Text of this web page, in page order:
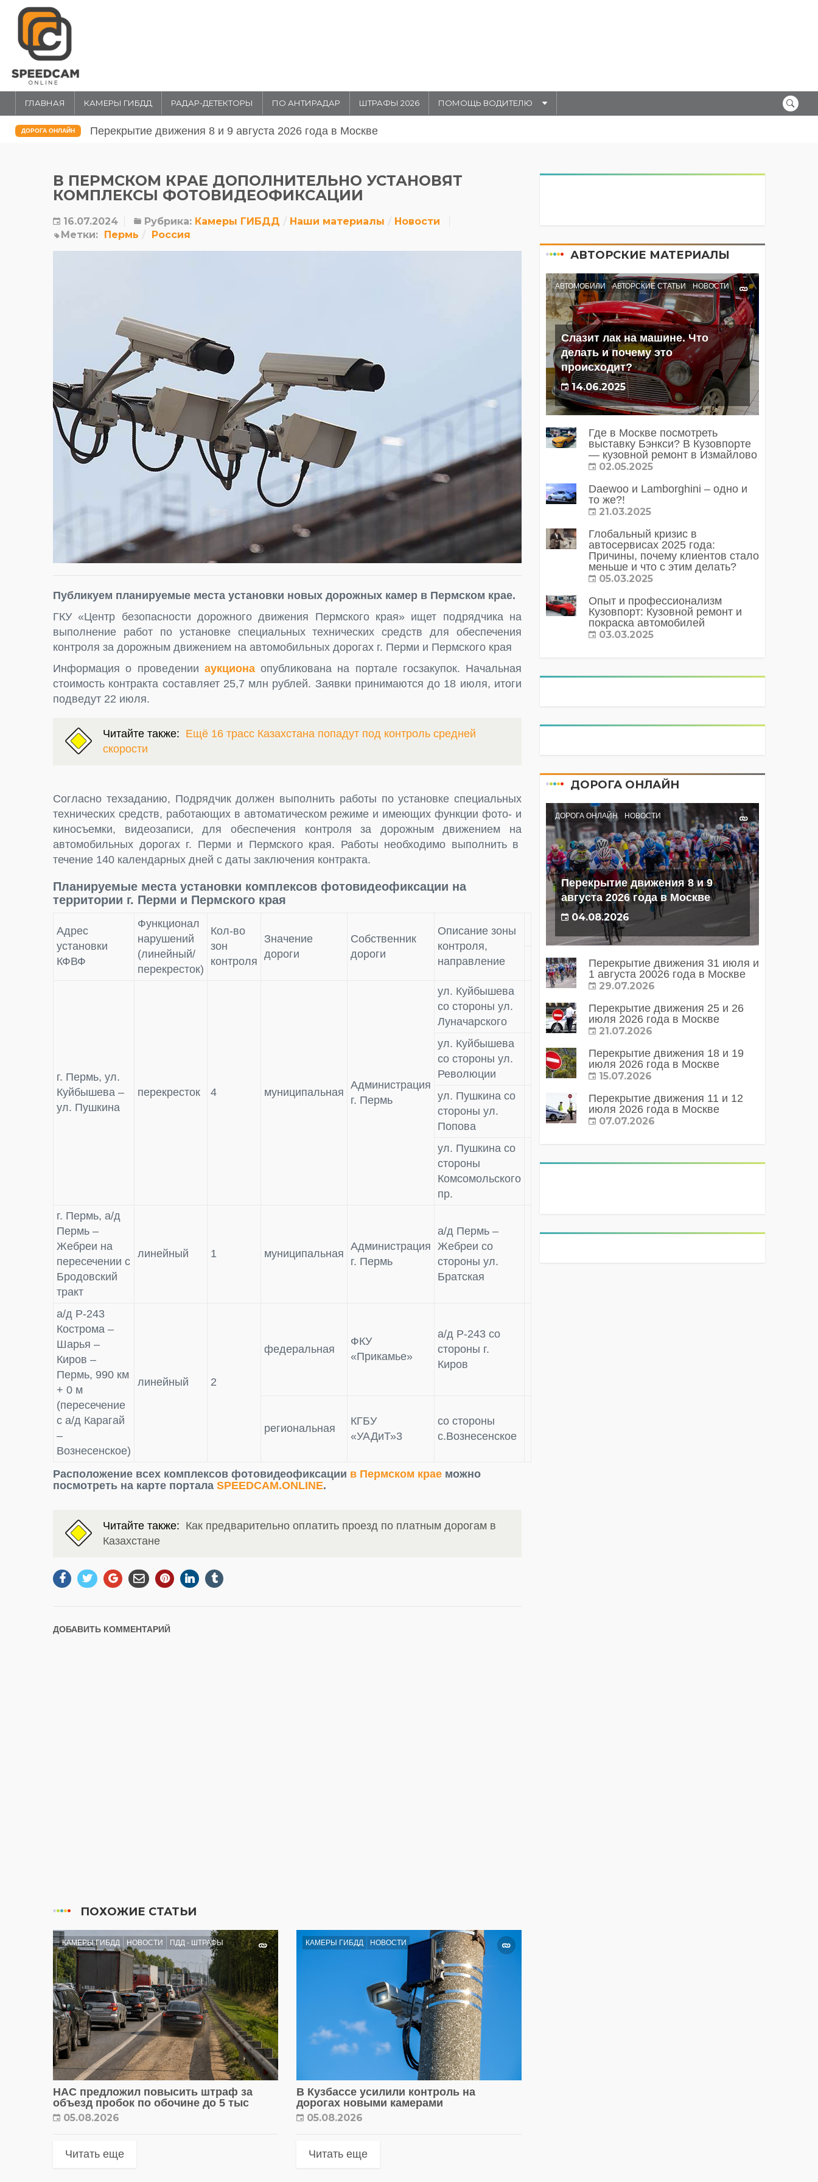
ГЛАВНАЯ КАМЕРЫ ГИБДД РАДАР-ДЕТЕКТОРЫ ПО АНТИРАДАР ШТРАФЫ 2026 ПОМОЩЬ ВОДИТЕЛЮ
ДОРОГА ОНЛАЙН Перекрытие движения 31 июля и 1 августа 20026 года в Москве
В ПЕРМСКОМ КРАЕ ДОПОЛНИТЕЛЬНО УСТАНОВЯТ
КОМПЛЕКСЫ ФОТОВИДЕОФИКСАЦИИ
16.07.2024 Рубрика: Камеры ГИБДД Наши материалы
Новости
Метки: Пермь Россия
Публикуем планируемые места установки новых дорожных камер в Пермском крае.
ГКУ «Центр безопасности дорожного движения Пермского края» ищет подрядчика на
выполнение работ по установке специальных технических средств для обеспечения
контроля за дорожным движением на автомобильных дорогах г. Перми и Пермского края
Информация о проведении аукционаопубликована на портале госзакупок. Начальная
стоимость контракта составляет 25,7 млн рублей. Заявки принимаются до 18 июля, итоги
подведут 22 июля.
Читайте также: Ещё 16 трасс Казахстана попадут под контроль средней
скорости
Согласно техзаданию, Подрядчик должен выполнить работы по установке специальных
технических средств, работающих в автоматическом режиме и имеющих функции фото- и
киносъемки, видеозаписи, для обеспечения контроля за дорожным движением на
автомобильных дорогах г. Перми и Пермского края. Работы необходимо выполнить в
течение 140 календарных дней c даты заключения контракта.
Планируемые места установки комплексов фотовидеофиксации на
территории г. Перми и Пермского края
Адрес
установки
КФВФ
Функционал
нарушений
(линейный/
перекресток)
Кол-во
зон
контроля
Значение
дороги
Собственник
дороги
Описание зоны
контроля,
направление
г. Пермь, ул.
Куйбышева –
ул. Пушкина
перекресток 4 муниципальная
Администрация
г. Пермь
ул. Куйбышева
со стороны ул.
Луначарского
ул. Куйбышева
со стороны ул.
Революции
ул. Пушкина со
стороны ул.
Попова
ул. Пушкина со
стороны
Комсомольского
пр.
г. Пермь, а/д
Пермь –
Жебреи на
пересечении с
Бродовский
тракт
линейный 1 муниципальная
Администрация
г. Пермь
а/д Пермь –
Жебреи со
стороны ул.
Братская
а/д Р-243
Кострома –
Шарья –
Киров –
Пермь, 990 км
+ 0 м
(пересечение
с а/д Карагай
–
Вознесенское)
линейный 2
федеральная
ФКУ
«Прикамье»
а/д Р-243 со
стороны г.
Киров
региональная
КГБУ
«УАДиТ»3
со стороны
с.Вознесенское
Расположение всех комплексов фотовидеофиксации в Пермском крае можно
посмотреть на карте портала SPEEDCAM.ONLINE.
Читайте также: Как предварительно оплатить проезд по платным дорогам в
Казахстане
ДОБАВИТЬ КОММЕНТАРИЙ
ПОХОЖИЕ СТАТЬИ
КАМЕРЫ ГИБДД НОВОСТИ ПДД - ШТРАФЫ
НАС предложил повысить штраф за
объезд пробок по обочине до 5 тыс
05.08.2026
Читать еще
КАМЕРЫ ГИБДД НОВОСТИ
В Кузбассе усилили контроль на
дорогах новыми камерами
05.08.2026
Читать еще
АВТОРСКИЕ МАТЕРИАЛЫ
АВТОМОБИЛИ АВТОРСКИЕ СТАТЬИ НОВОСТИ
Слазит лак на машине. Что
делать и почему это
происходит?
14.06.2025
Где в Москве посмотреть
выставку Бэнкси? В Кузовпорте
— кузовной ремонт в Измайлово
02.05.2025
Daewoo и Lamborghini – одно и
то же?!
21.03.2025
Глобальный кризис в
автосервисах 2025 года:
Причины, почему клиентов стало
меньше и что с этим делать?
05.03.2025
Опыт и профессионализм
Кузовпорт: Кузовной ремонт и
покраска автомобилей
03.03.2025
ДОРОГА ОНЛАЙН
ДОРОГА ОНЛАЙН НОВОСТИ
Перекрытие движения 8 и 9
августа 2026 года в Москве
04.08.2026
Перекрытие движения 31 июля и
1 августа 20026 года в Москве
29.07.2026
Перекрытие движения 25 и 26
июля 2026 года в Москве
21.07.2026
Перекрытие движения 18 и 19
июля 2026 года в Москве
15.07.2026
Перекрытие движения 11 и 12
июля 2026 года в Москве
07.07.2026